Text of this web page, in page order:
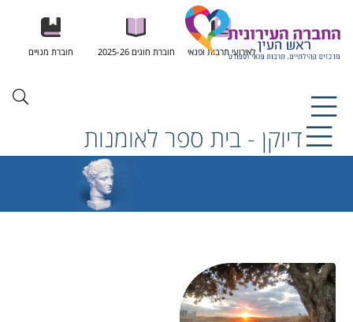
לאירועי תרבות ופנאי חוברת חוגים 2025-26 חוברת מנויים
דיוקן - בית ספר לאומנות